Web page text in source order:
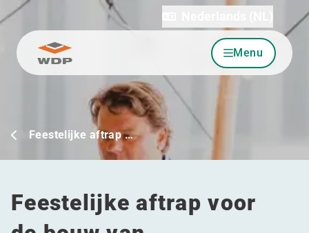
Ga naar inhoud Menu
Feestelijke aftrap …
Feestelijke aftrap voor